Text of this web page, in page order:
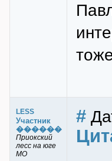
LESS
Участник
������
Приокский
лесс на юге
МО
#